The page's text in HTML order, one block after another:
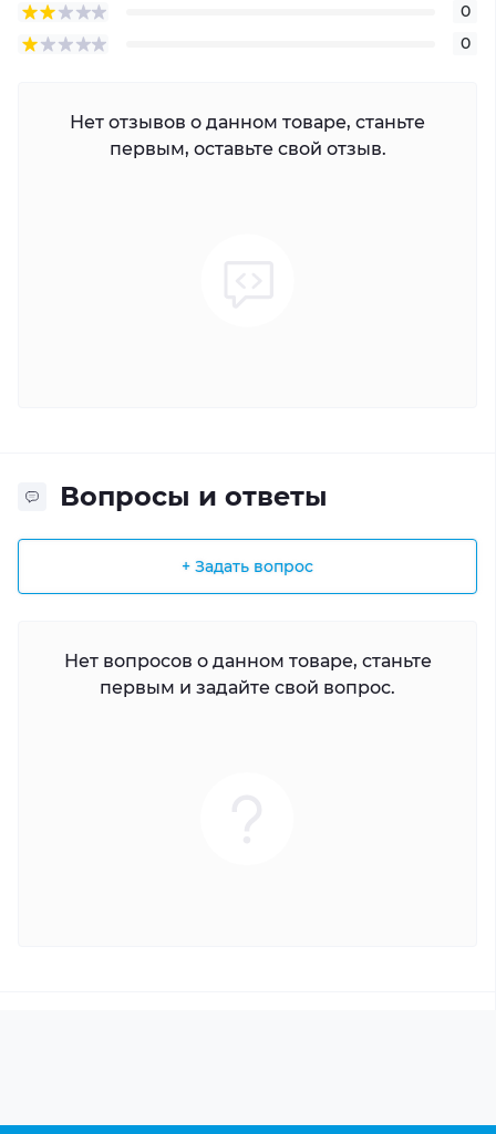
0
0
Нет отзывов о данном товаре, станьте
первым, оставьте свой отзыв.
Вопросы и ответы
+ Задать вопрос
Нет вопросов о данном товаре, станьте
первым и задайте свой вопрос.